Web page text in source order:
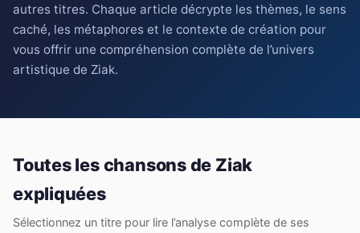
autres titres. Chaque article décrypte les thèmes, le sens
caché, les métaphores et le contexte de création pour
vous offrir une compréhension complète de l’univers
artistique de Ziak.
Toutes les chansons de Ziak
expliquées
Sélectionnez un titre pour lire l’analyse complète de ses